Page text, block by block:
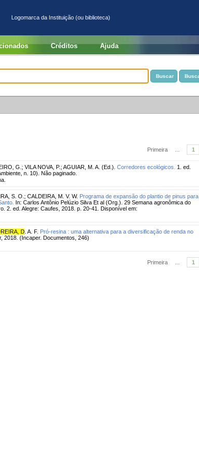
Logomarca da Instituição (ou biblioteca)
Créditos Ajuda
Primeira 1
G. ; VILA NOVA, P. ; AGUIAR, M. A. (Ed.). Corredores ecológicos.
1. ed.
n. 10). Não paginado.
S. O. ; CALDEIRA, M. V. W. Programa de expansão do plantio de pinus para
In: Carlos Antônio Pelúzio Silva Et al (Org.). 29 Semana agronômica do
2. ed. Alegre: Caufes, 2018. p. 20-41. Disponível em:
D . A. F. Pró-resina : uma alternativa para a diversificação de renda no
2018. (Incaper. Documentos, 246)
Primeira 1